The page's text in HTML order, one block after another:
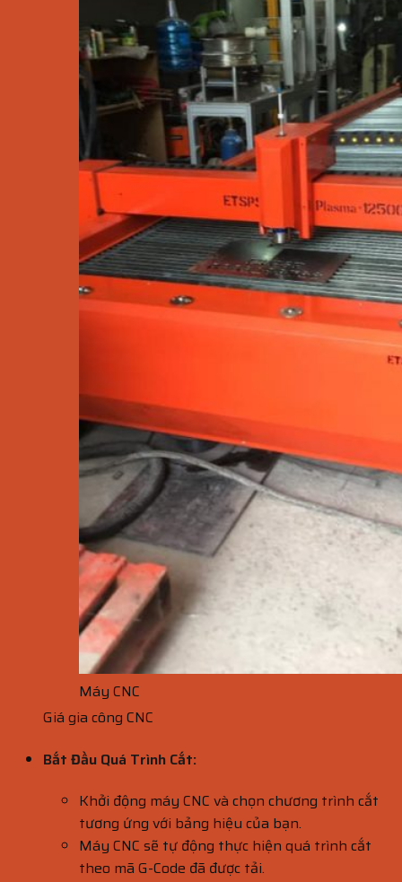
Máy CNC
Giá gia công CNC
Bắt Đầu Quá Trình Cắt:
Khởi động máy CNC và chọn chương trình cắt
tương ứng với bảng hiệu của bạn.
Máy CNC sẽ tự động thực hiện quá trình cắt
theo mã G-Code đã được tải.